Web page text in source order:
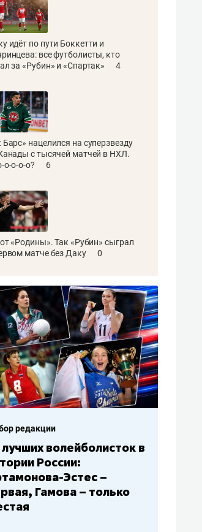
идёт по пути Боккетти и
все футболисты, кто
за «Рубин» и «Спартак»
4
Барс» нацелился на суперзвезду
с тысячей матчей в НХЛ.
о-о-о-о?
6
«Родины». Так «Рубин» сыграл
матче без Даку
0
волейболисток в
России:
Эстес –
Гамова – только
Бюджеты